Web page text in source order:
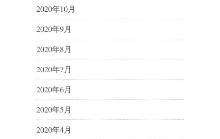
2020年10月
2020年9月
2020年8月
2020年7月
2020年6月
2020年5月
2020年4月